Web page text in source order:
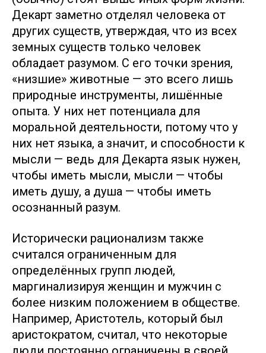
Декарт заметно отделял человека от
других существ, утверждая, что из всех
земных существ только человек
обладает разумом. С его точки зрения,
«низшие» животные — это всего лишь
природные инструменты, лишённые
опыта. У них нет потенциала для
моральной деятельности, потому что у
них нет языка, а значит, и способности к
мысли — ведь для Декарта язык нужен,
чтобы иметь мысли, мысли — чтобы
иметь душу, а душа — чтобы иметь
осознанный разум.
Исторически рационализм также
считался ограниченным для
определённых групп людей,
маргинализируя женщин и мужчин с
более низким положением в обществе.
Например, Аристотель, который был
аристократом, считал, что некоторые